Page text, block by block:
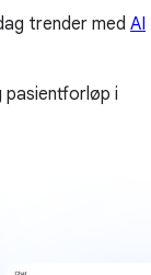
trender med AI
pasientforløp i